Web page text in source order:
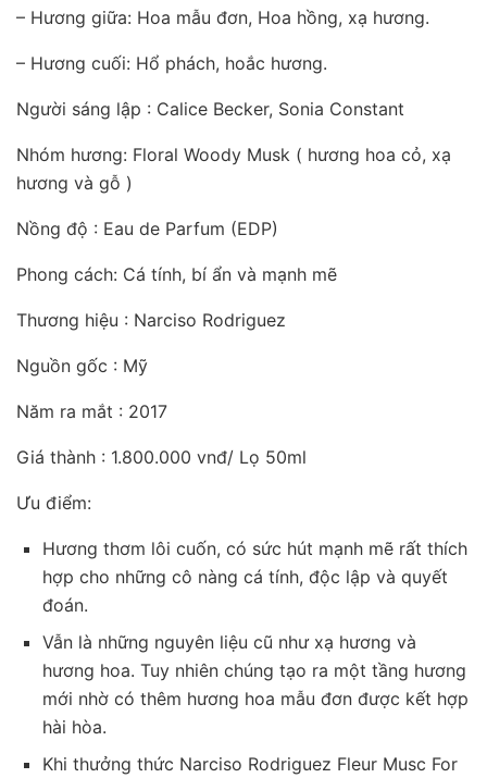
– Hương giữa: Hoa mẫu đơn, Hoa hồng, xạ hương.
– Hương cuối: Hổ phách, hoắc hương.
Người sáng lập : Calice Becker, Sonia Constant
Nhóm hương: Floral Woody Musk ( hương hoa cỏ, xạ
hương và gỗ )
Nồng độ : Eau de Parfum (EDP)
Phong cách: Cá tính, bí ẩn và mạnh mẽ
Thương hiệu : Narciso Rodriguez
Nguồn gốc : Mỹ
Năm ra mắt : 2017
Giá thành : 1.800.000 vnđ/ Lọ 50ml
Ưu điểm:
Hương thơm lôi cuốn, có sức hút mạnh mẽ rất thích
hợp cho những cô nàng cá tính, độc lập và quyết
đoán.
Vẫn là những nguyên liệu cũ như xạ hương và
hương hoa. Tuy nhiên chúng tạo ra một tầng hương
mới nhờ có thêm hương hoa mẫu đơn được kết hợp
hài hòa.
Khi thưởng thức Narciso Rodriguez Fleur Musc For